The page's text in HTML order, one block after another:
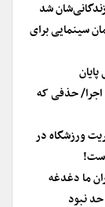
سینمایی برای
اجرا/ حذفی که
ورزشگاه در
ما دغدغه
نبود